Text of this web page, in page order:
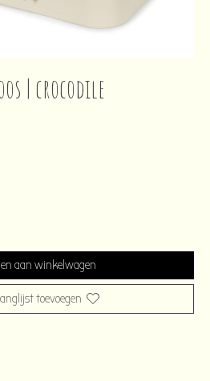
| crocodile
aan winkelwagen
toevoegen